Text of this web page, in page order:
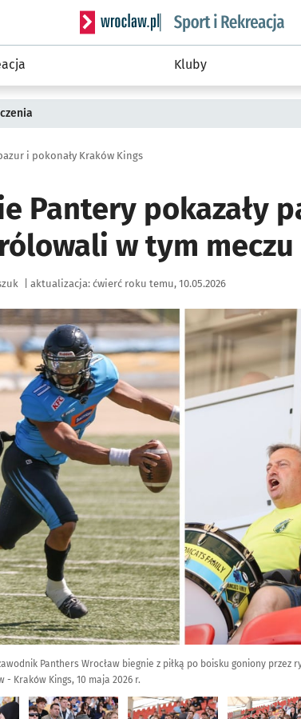
Serwis informacyjny wroclaw.pl
Kluby
i pokonały Kraków Kings
Pantery pokazały
w tym meczu
aktualizacja: ćwierć roku temu, 10.05.2026
Panthers Wrocław biegnie z piłką po boisku goniony
- Kraków Kings, 10 maja 2026 r.